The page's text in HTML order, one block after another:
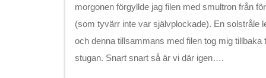
morgonen förgyllde jag filen med smultron från
(som tyvärr inte var självplockade). En solstråle
och denna tillsammans med filen tog mig tillbaka
stugan. Snart snart så är vi där igen….